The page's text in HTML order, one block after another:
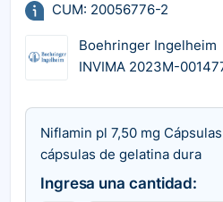
CUM: 20056776-2
Boehringer Ingelheim
INVIMA 2023M-
Niflamin pl 7,50 mg
cápsulas de gelatina dura
Ingresa una cantidad: